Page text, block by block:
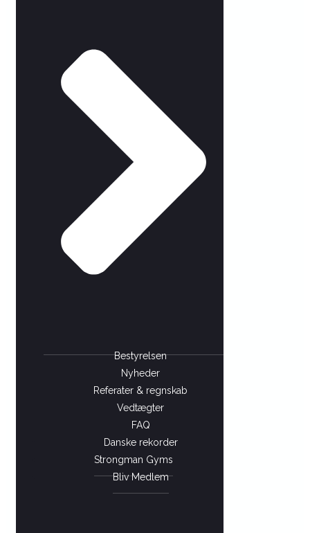
Bestyrelsen
Nyheder
Referater & regnskab
Vedtægter
FAQ
Danske rekorder
Strongman Gyms
Bliv Medlem